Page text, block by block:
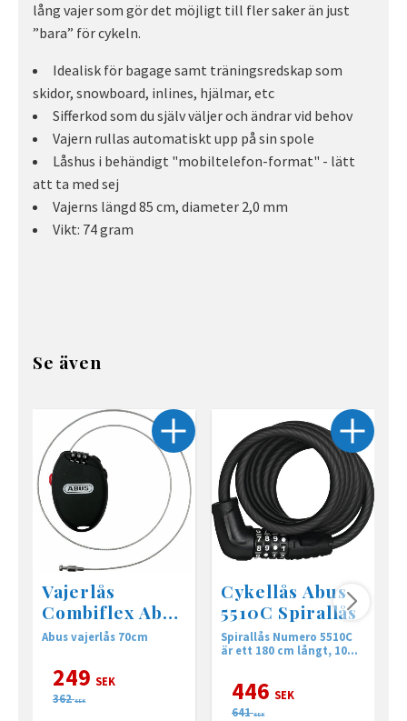
lång vajer som gör det möjligt till fler saker än just
”bara” för cykeln.
Idealisk för bagage samt träningsredskap som
skidor, snowboard, inlines, hjälmar, etc
Sifferkod som du själv väljer och ändrar vid behov
Vajern rullas automatiskt upp på sin spole
Låshus i behändigt "mobiltelefon-format" - lätt
att ta med sej
Vajerns längd 85 cm, diameter 2,0 mm
Vikt: 74 gram
Se även
Vajerlås
Combiflex Abus
99401-70cm
Abus vajerlås 70cm
249 SEK
362 SEK
Cykellås Abus
5510C Spirallås
Spirallås Numero 5510C
är ett 180 cm långt, 10
446 SEK
641 SEK